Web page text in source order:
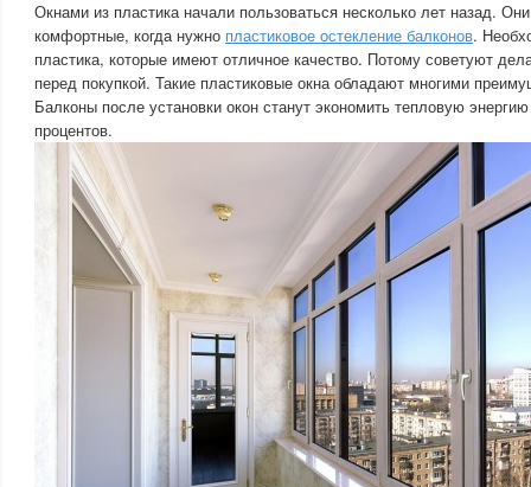
Окнами из пластика начали пользоваться несколько лет назад.
комфортные, когда нужно пластиковое остекление балконов.
пластика, которые имеют отличное качество. Потому советуют
перед покупкой. Такие пластиковые окна обладают многими
Балконы после установки окон станут экономить тепловую
процентов.